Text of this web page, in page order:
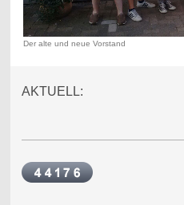
Der alte und neue Vorstand
AKTUELL: